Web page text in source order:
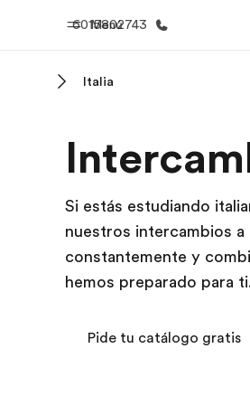
Menú
6015802743
Bienvenido a EF
Italia
Si estás estudiando
nuestros intercambios a
constantemente y
hemos preparado para
Pide tu catálogo gratis